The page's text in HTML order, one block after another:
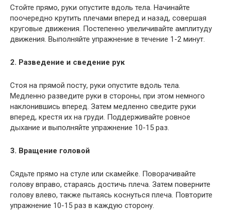
Стойте прямо, руки опустите вдоль тела. Начинайте
поочередно крутить плечами вперед и назад, совершая
круговые движения. Постепенно увеличивайте амплитуду
движения. Выполняйте упражнение в течение 1-2 минут.
2. Разведение и сведение рук
Стоя на прямой посту, руки опустите вдоль тела.
Медленно разведите руки в стороны, при этом немного
наклонившись вперед. Затем медленно сведите руки
вперед, крестя их на груди. Поддерживайте ровное
дыхание и выполняйте упражнение 10-15 раз.
3. Вращение головой
Сядьте прямо на стуле или скамейке. Поворачивайте
голову вправо, стараясь достичь плеча. Затем поверните
голову влево, также пытаясь коснуться плеча. Повторите
упражнение 10-15 раз в каждую сторону.